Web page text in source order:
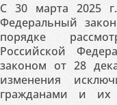
С 30 марта 2025
Федеральный
порядке
Российской
законом от 28
изменения
гражданами и